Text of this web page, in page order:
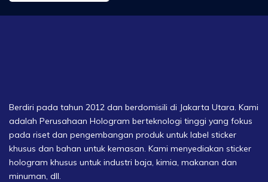
Berdiri pada tahun 2012 dan berdomisili di Jakarta Utara. Kami
adalah Perusahaan Hologram berteknologi tinggi yang fokus
pada riset dan pengembangan produk untuk label sticker
khusus dan bahan untuk kemasan. Kami menyediakan sticker
hologram khusus untuk industri baja, kimia, makanan dan
minuman, dll.